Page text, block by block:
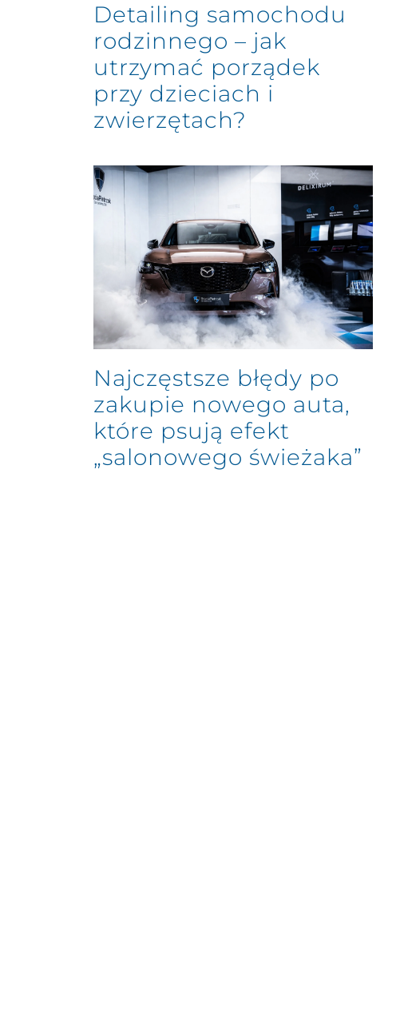
Detailing samochodu
rodzinnego – jak
utrzymać porządek
przy dzieciach i
zwierzętach?
Najczęstsze błędy po
zakupie nowego auta,
które psują efekt
„salonowego świeżaka”